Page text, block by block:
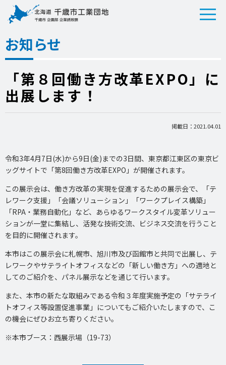
お知らせ
「第８回働き方改革EXPO」に
出展します！
掲載日：2021.04.01
令和3年4月7日(水)から9日(金)までの3日間、東京都江東区の東京ビ
ッグサイトで「第8回働き方改革EXPO」が開催されます。
この展示会は、働き方改革の実現を促進するための展示会で、「テ
レワーク支援」「会議ソリューション」「ワークプレイス構築」
「RPA・業務自動化」など、あらゆるワークスタイル変革ソリュー
ションが一堂に集結し、活発な技術交流、ビジネス交流を行うこと
を目的に開催されます。
本市はこの展示会に札幌市、旭川市及び函館市と共同で出展し、テ
レワークやサテライトオフィスなどの「新しい働き方」への適地と
してのご紹介を、パネル展示などを通じて行います。
また、本市の新たな取組みである令和３年度実施予定の「サテライ
トオフィス等設置促進事業」についてもご紹介いたしますので、こ
の機会にぜひお立ち寄りください。
※本市ブース：西展示場（19-73）